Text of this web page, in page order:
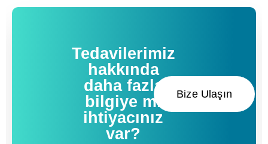
Tedavilerimiz
hakkında
daha fazla
bilgiye mi
ihtiyacınız
var?
Bize Ulaşın